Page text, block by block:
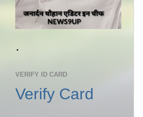
.
VERIFY ID CARD
Verify Card